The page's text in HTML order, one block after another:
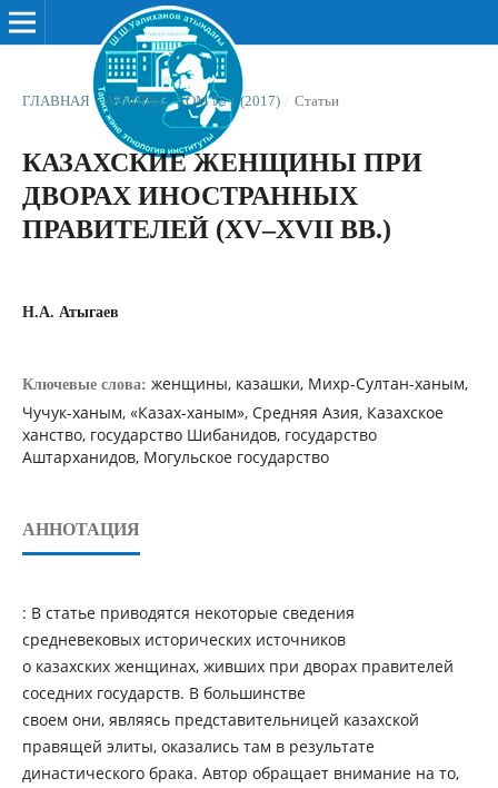
ГЛАВНАЯ / АРХИВЫ / ТОМ № 1 (2017) / Статьи
КАЗАХСКИЕ ЖЕНЩИНЫ ПРИ
ДВОРАХ ИНОСТРАННЫХ
ПРАВИТЕЛЕЙ (XV–XVII ВВ.)
Н.А. Атыгаев
Ключевые слова: женщины, казашки, Михр-Султан-ханым,
Чучук-ханым, «Казах-ханым», Средняя Азия, Казахское
ханство, государство Шибанидов, государство
Аштарханидов, Могульское государство
АННОТАЦИЯ
: В статье приводятся некоторые сведения
средневековых исторических источников
о казахских женщинах, живших при дворах правителей
соседних государств. В большинстве
своем они, являясь представительницей казахской
правящей элиты, оказались там в результате
династического брака. Автор обращает внимание на то,